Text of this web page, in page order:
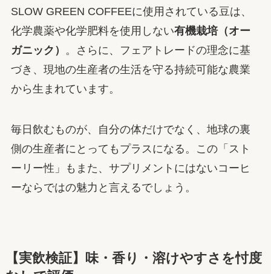
SLOW GREEN COFFEEに使用されている豆は、
化学農薬や化学肥料を使用しない有機栽培（オー
ガニック）
。さらに、フェアトレードの理念に基
づき、現地の生産者の生活を守る持続可能な農業
から生まれています。
毎日飲むものが、自分の体だけでなく、地球の裏
側の生産者にとってもプラスになる。この「スト
ーリー性」もまた、サプリメントにはないコーヒ
ーならではの魅力と言えるでしょう。
【実飲検証】味・香り・溶けやすさを忖度